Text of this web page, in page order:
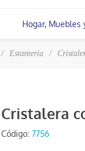
Hogar, Muebles
/ Estantería /
Cristalera
Código: 7756